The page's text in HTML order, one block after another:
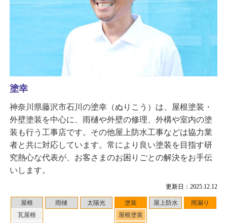
更新日：2025.12.12
屋根
瓦屋根
雨樋 太陽光
塗装
屋根塗装
屋上防水 雨漏り
塗幸
神奈川県藤沢市石川の塗幸（ぬりこう）は、屋根塗装・
外壁塗装を中心に、雨樋や外壁の修理、外構や室内の塗
装も行う工事店です。その他屋上防水工事などは協力業
者と共に対応しています。常により良い塗装を目指す研
究熱心な代表が、お客さまのお困りごとの解決をお手伝
いします。